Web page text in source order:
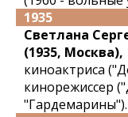
1935
Светлана
(1935, Москва),
киноактриса
кинорежиссер
"Гардемарины").